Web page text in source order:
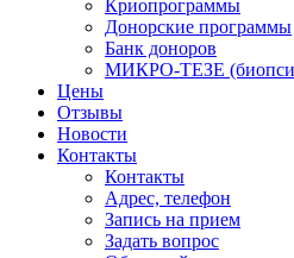
Криопрограммы
Донорские программы
Банк доноров
МИКРО-ТЕЗЕ
Цены
Отзывы
Новости
Контакты
Контакты
Адрес, телефон
Запись на прием
Задать вопрос